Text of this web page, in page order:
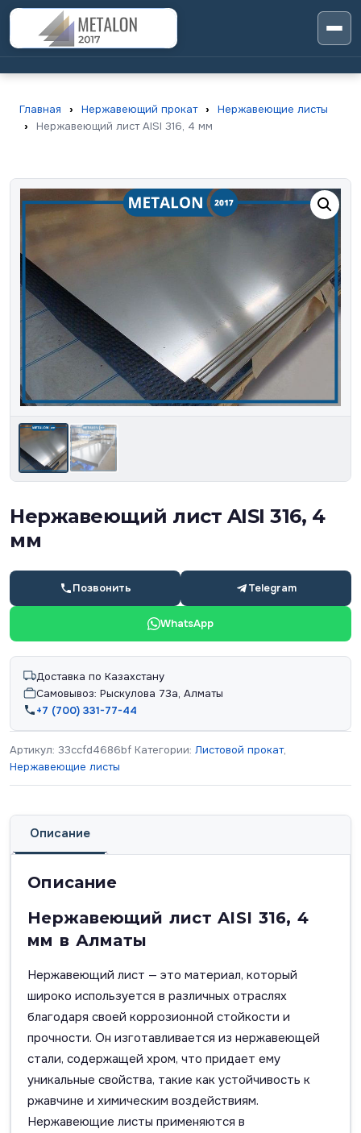
Главная › Нержавеющий прокат ›
Нержавеющие листы
›
Нержавеющий лист AISI 316, 4 мм
Нержавеющий лист AISI 316, 4
мм
Позвонить Telegram
WhatsApp
Доставка по Казахстану
Самовывоз: Рыскулова 73а, Алматы
+7 (700) 331-77-44
Артикул: 33ccfd4686bf Категории: Листовой прокат,
Нержавеющие листы
Описание
Описание
Нержавеющий лист AISI 316, 4
мм в Алматы
Нержавеющий лист — это материал, который
широко используется в различных отраслях
благодаря своей коррозионной стойкости и
прочности. Он изготавливается из нержавеющей
стали, содержащей хром, что придает ему
уникальные свойства, такие как устойчивость к
ржавчине и химическим воздействиям.
Нержавеющие листы применяются в